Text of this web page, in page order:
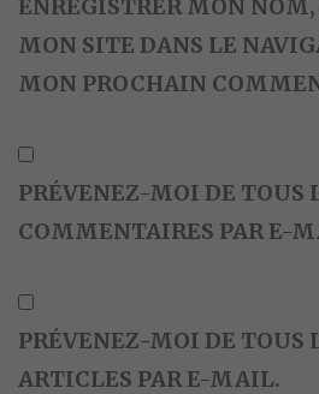
ENREGISTRER MON
MON SITE DANS LE
MON PROCHAIN
PRÉVENEZ-MOI DE TOUS
COMMENTAIRES PAR E-
PRÉVENEZ-MOI DE TOUS
ARTICLES PAR E-MAIL.